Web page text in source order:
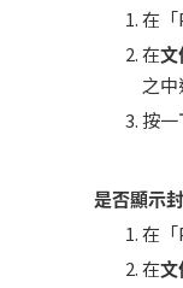
在「
在文
之
按一
是否顯示
在「
在文